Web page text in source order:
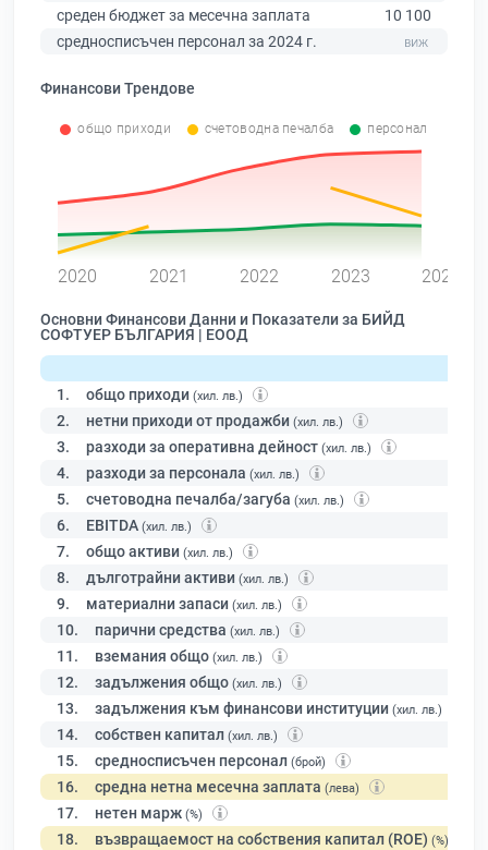
среден бюджет за месечна заплата
10 100
средносписъчен персонал за 2024 г.
Финансови Трендове
общо приходи счетоводна печалба персонал
2020 2021 2022 2023 2024
Основни Финансови Данни и Показатели за БИЙД
СОФТУЕР БЪЛГАРИЯ | ЕООД
1. общо приходи (хил. лв.)
2. нетни приходи от продажби (хил. лв.)
3. разходи за оперативна дейност (хил. лв.)
4. разходи за персонала (хил. лв.)
5. счетоводна печалба/загуба (хил. лв.)
6. EBITDA (хил. лв.)
7. общо активи (хил. лв.)
8. дълготрайни активи (хил. лв.)
9. материални запаси (хил. лв.)
10. парични средства (хил. лв.)
11. вземания общо (хил. лв.)
12. задължения общо (хил. лв.)
13. задължения към финансови институции (хил. лв.)
14. собствен капитал (хил. лв.)
15. средносписъчен персонал (брой)
16. средна нетна месечна заплата (лева)
17. нетен марж (%)
18. възвращаемост на собствения капитал (ROE) (%)